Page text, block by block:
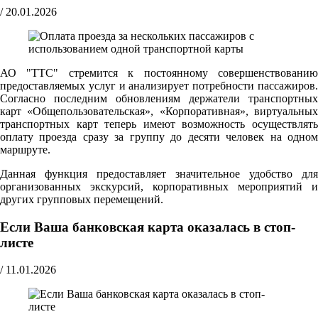
/ 20.01.2026
АО "ТТС" стремится к постоянному совершенствованию
предоставляемых услуг и анализирует потребности пассажиров.
Согласно последним обновлениям держатели транспортных
карт «Общепользовательская», «Корпоративная», виртуальных
транспортных карт теперь имеют возможность осуществлять
оплату проезда сразу за группу до десяти человек на одном
маршруте.
Данная функция предоставляет значительное удобство для
организованных экскурсий, корпоративных мероприятий и
других групповых перемещений.
Если Ваша банковская карта оказалась в стоп-
листе
/ 11.01.2026